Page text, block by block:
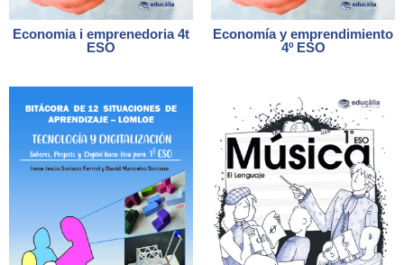
Economia i emprenedoria 4t
ESO
Economía y emprendimiento
4º ESO